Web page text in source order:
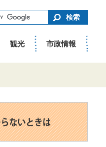
観光 市政情報